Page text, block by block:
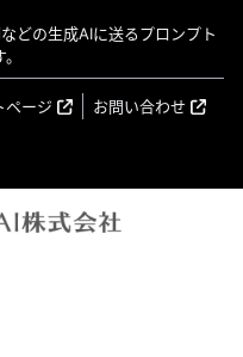
どの生成AIに送るプロンプト
ページ
お問い合わせ